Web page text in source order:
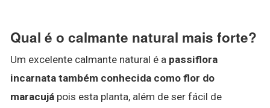
Qual é o calmante natural mais forte?
Um excelente calmante natural é a passiflora
incarnata também conhecida como flor do
maracujá pois esta planta, além de ser fácil de